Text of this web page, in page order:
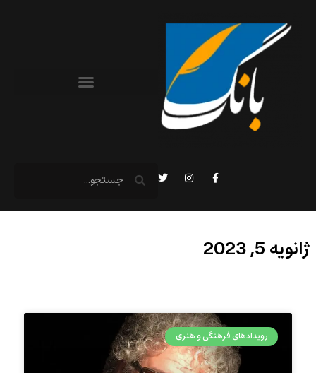
ژانویه 5, 2023
رویدادهای فرهنگی و هنری